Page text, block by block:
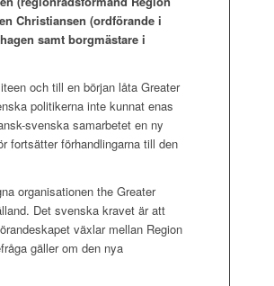
Christiansen (ordförande i
samt borgmästare i
och till en början låta Greater
politikerna inte kunnat enas
svenska samarbetet en ny
fortsätter förhandlingarna till den
organisationen the Greater
Det svenska kravet är att
växlar mellan Region
gäller om den nya